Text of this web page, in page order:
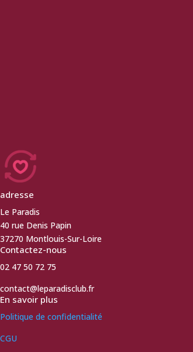
adresse
Le Paradis
40 rue Denis Papin
37270 Montlouis-Sur-Loire
Contactez-nous
02 47 50 72 75
contact@leparadisclub.fr
En savoir plus
Politique de confidentialité
CGU